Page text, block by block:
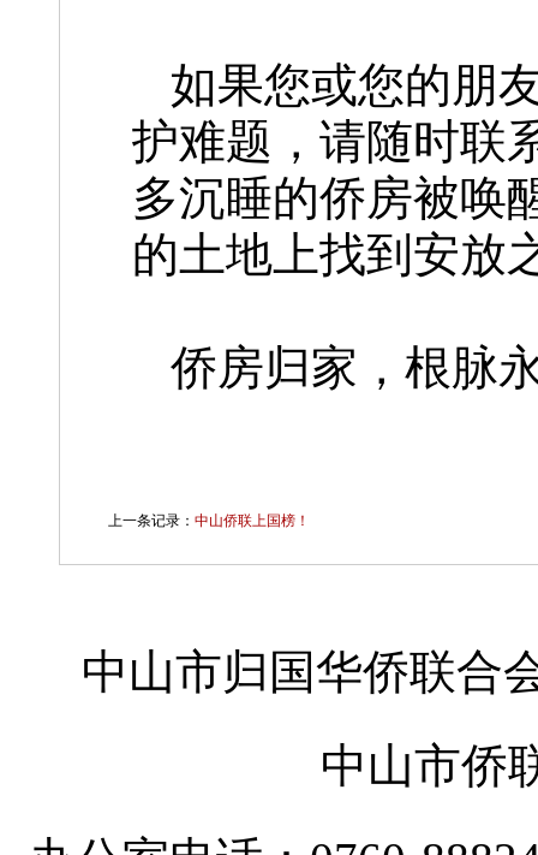
如果您或您的朋
护难题，请随时联
多沉睡的侨房被唤
的土地上找到安放
侨房归家，根脉
上一条记录： 中山侨联上国榜！
中山市归国华侨联合
中山市侨